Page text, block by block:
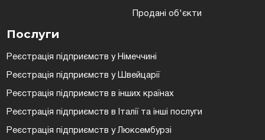
Продані об'єкти
Послуги
Реєстрація підприємств у Німеччині
Реєстрація підприємств у Швейцарії
Реєстрація підприємств в інших країнах
Реєстрація підприємств в Італії та інші послуги
Реєстрація підприємств у Люксембурзі